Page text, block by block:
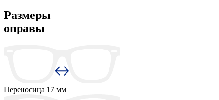
Размеры
оправы
Переносица 17 мм